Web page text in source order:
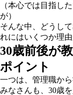
（本心では目指し
が）
そんな中、どうし
れにはいくつか理由
30歳前後が
ポイント
一つは、管理職か
みなさんも、30歳